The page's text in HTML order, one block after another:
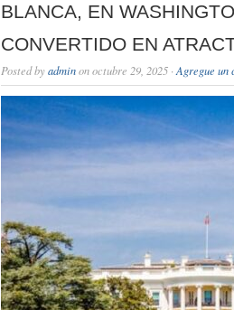
BLANCA, EN
CONVERTIDO EN
Posted byadminon octubre 29, 2025 · Agregue un